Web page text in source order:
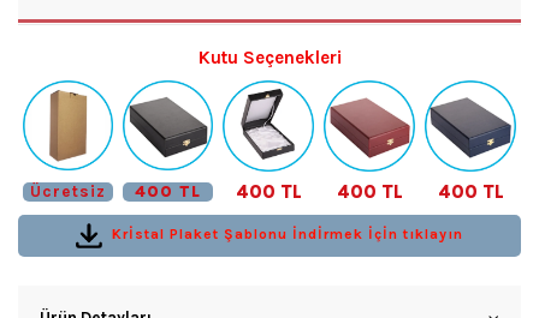
Kutu Seçenekleri
Ücretsiz 400 TL 400 TL 400 TL 400 TL
Krİstal Plaket Şablonu İndİrmek İçİn tıklayın